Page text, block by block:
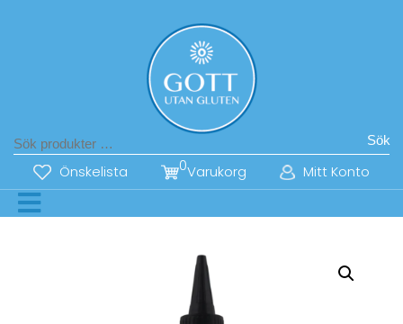
Sök
Önskelista Varukorg
0 Mitt Konto